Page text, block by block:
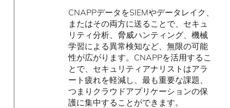
CNAPPデータをSIEMやデータレイク、
またはその両方に送ることで、セキュ
リティ分析、脅威ハンティング、機械
学習による異常検知など、無限の可能
性が広がります。CNAPPを活用するこ
とで、セキュリティアナリストはアラ
ート疲れを軽減し、最も重要な課題、
つまりクラウドアプリケーションの保
護に集中することができます。